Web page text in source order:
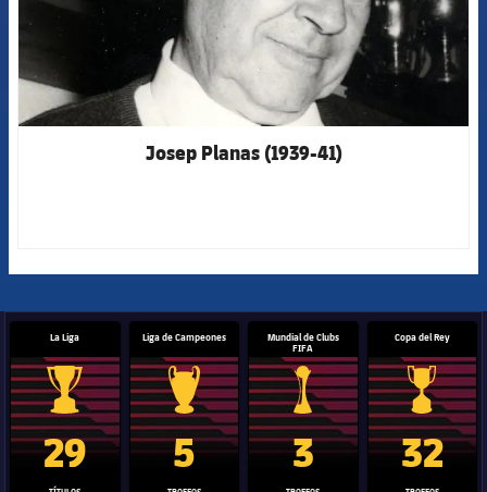
Josep Planas (1939-41)
La Liga
Trofeo de La Liga
29
Liga de Campeones
Trofeo de la Liga de Campeones
5
Mundial de Clubs
FIFA
Trofeo del Mundial de
3
Copa del Rey
Copa del
32